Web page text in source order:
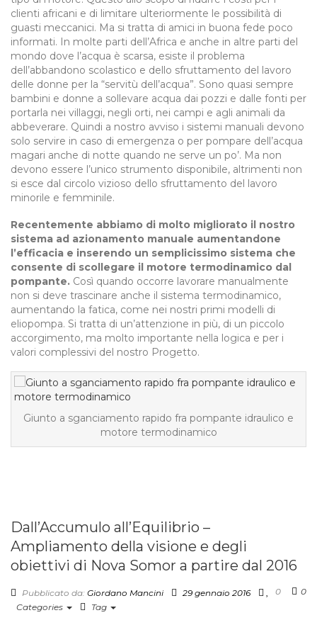
clienti africani e di limitare ulteriormente le possibilità di
guasti meccanici. Ma si tratta di amici in buona fede poco
informati. In molte parti dell’Africa e anche in altre parti del
mondo dove l’acqua è scarsa, esiste il problema
dell’abbandono scolastico e dello sfruttamento del lavoro
delle donne per la “servitù dell’acqua”. Sono quasi sempre
bambini e donne a sollevare acqua dai pozzi e dalle fonti per
portarla nei villaggi, negli orti, nei campi e agli animali da
abbeverare. Quindi a nostro avviso i sistemi manuali devono
solo servire in caso di emergenza o per pompare dell’acqua
magari anche di notte quando ne serve un po’. Ma non
devono essere l’unico strumento disponibile, altrimenti non
si esce dal circolo vizioso dello sfruttamento del lavoro
minorile e femminile.
Recentemente abbiamo di molto migliorato il nostro
sistema ad azionamento manuale aumentandone
l’efficacia e inserendo un semplicissimo sistema che
consente di scollegare il motore termodinamico dal
pompante. Così quando occorre lavorare manualmente
non si deve trascinare anche il sistema termodinamico,
aumentando la fatica, come nei nostri primi modelli di
eliopompa. Si tratta di un’attenzione in più, di un piccolo
accorgimento, ma molto importante nella logica e per i
valori complessivi del nostro Progetto.
Giunto a sganciamento rapido fra pompante idraulico e
motore termodinamico
Dall’Accumulo all’Equilibrio –
Ampliamento della visione e degli
obiettivi di Nova Somor a partire dal 2016
Pubblicato da: Giordano Mancini
29 gennaio 2016
Categories
Tag
0
0